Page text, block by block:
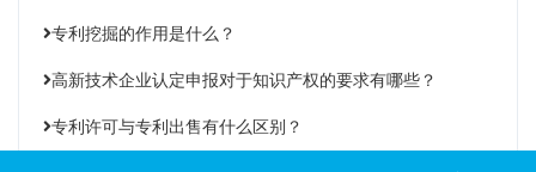
专利挖掘的作用是什么？
高新技术企业认定申报对于知识产权的要求有哪些？
专利许可与专利出售有什么区别？